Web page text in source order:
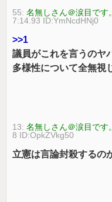
55:名無しさん＠涙目です
7:14.93 ID:YmNcdHNj0
>>1
議員がこれを言うのヤ
多様性について全無視
13:名無しさん＠涙目です
8 ID:OpkZVkg50
立憲は言論封殺するの